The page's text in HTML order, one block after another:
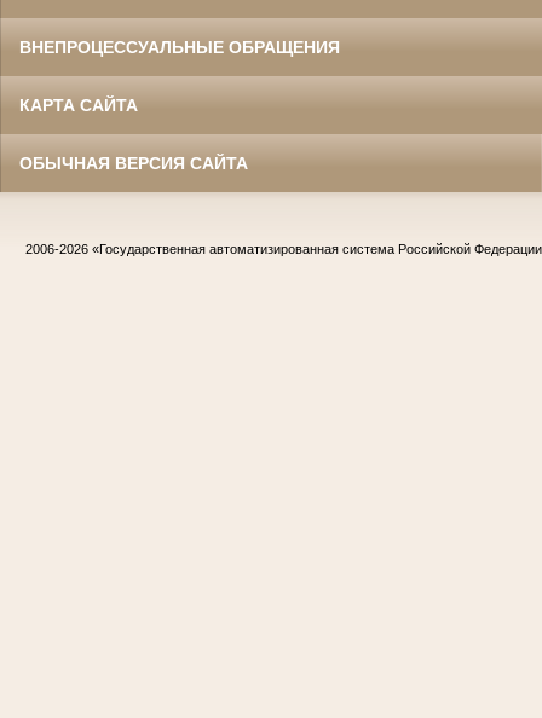
ВНЕПРОЦЕССУАЛЬНЫЕ ОБРАЩЕНИЯ
КАРТА САЙТА
ОБЫЧНАЯ ВЕРСИЯ САЙТА
2006-2026 «Государственная автоматизированная система Российской